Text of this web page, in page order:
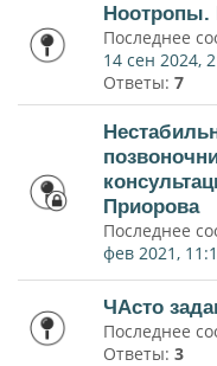
Ноотропы.
Последнее
14 сен 2024,
Ответы: 7
Приорова
Последнее
фев 2021,
ЧАсто
Последнее
Ответы: 3